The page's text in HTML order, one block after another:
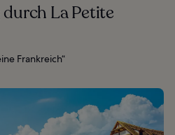
durch La Petite
Frankreich“